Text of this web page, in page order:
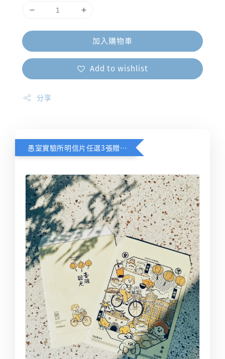
加入購物車
Add to wishlist
分享
愚室實驗所明信片任選3張贈送限定台北觀光信封